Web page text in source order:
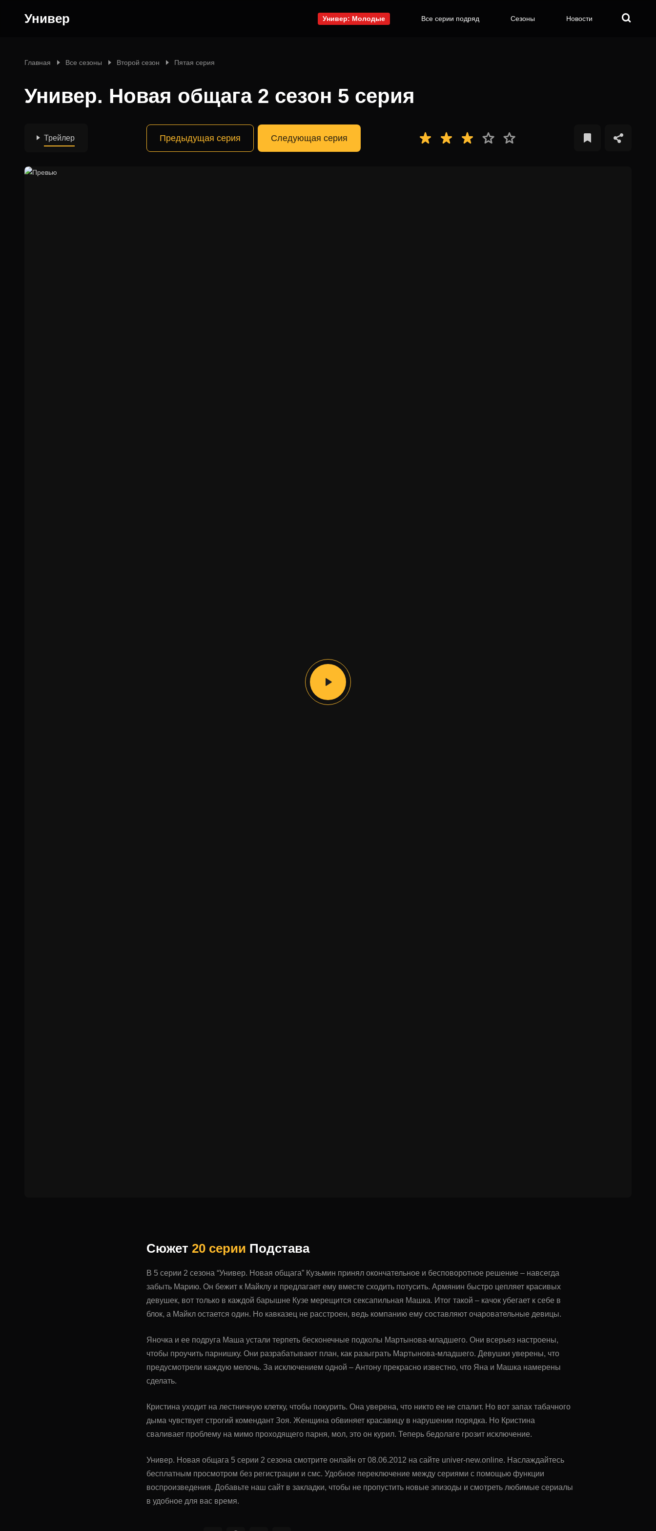
Универ Универ: Молодые Все серии подряд Сезоны Новости
Главная Все сезоны Второй сезон Пятая серия
Универ. Новая общага 2 сезон 5 серия
Трейлер Предыдущая серия Следующая серия
Сюжет 20 серии Подстава
В 5 серии 2 сезона “Универ. Новая общага” Кузьмин принял окончательное и бесповоротное решение – навсегда
забыть Марию. Он бежит к Майклу и предлагает ему вместе сходить потусить. Армянин быстро цепляет красивых
девушек, вот только в каждой барышне Кузе мерещится сексапильная Машка. Итог такой – качок убегает к себе в
блок, а Майкл остается один. Но кавказец не расстроен, ведь компанию ему составляют очаровательные девицы.
Яночка и ее подруга Маша устали терпеть бесконечные подколы Мартынова-младшего. Они всерьез настроены,
чтобы проучить парнишку. Они разрабатывают план, как разыграть Мартынова-младшего. Девушки уверены, что
предусмотрели каждую мелочь. За исключением одной – Антону прекрасно известно, что Яна и Машка намерены
сделать.
Кристина уходит на лестничную клетку, чтобы покурить. Она уверена, что никто ее не спалит. Но вот запах табачного
дыма чувствует строгий комендант Зоя. Женщина обвиняет красавицу в нарушении порядка. Но Кристина
сваливает проблему на мимо проходящего парня, мол, это он курил. Теперь бедолаге грозит исключение.
Универ. Новая общага 5 серии 2 сезона смотрите онлайн от 08.06.2012 на сайте univer-new.online. Наслаждайтесь
бесплатным просмотром без регистрации и смс. Удобное переключение между сериями с помощью функции
воспроизведения. Добавьте наш сайт в закладки, чтобы не пропустить новые эпизоды и смотреть любимые сериалы
в удобное для вас время.